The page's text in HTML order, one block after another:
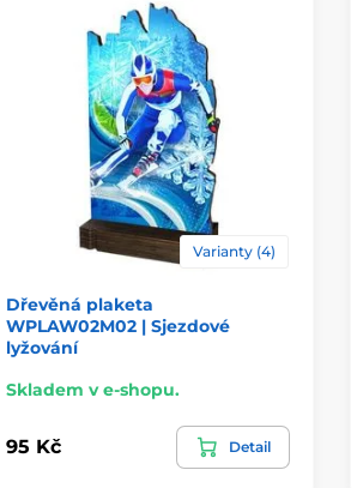
Varianty (4)
Dřevěná plaketa
WPLAW02M02 | Sjezdové
lyžování
Skladem v e-shopu.
95 Kč Detail